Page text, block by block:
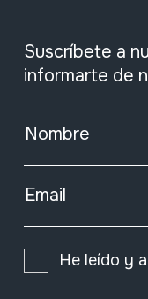
Suscríbete a
informarte de
Nombre
Email
He leído y